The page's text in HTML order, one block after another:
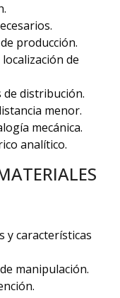
producción.
de
de distribución.
menor.
mecánica.
analítico.
y características
manipulación.